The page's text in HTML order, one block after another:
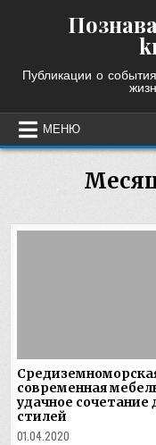
Публикации о
МЕНЮ
современная
удачное сочетание
стилей
01.04.2020